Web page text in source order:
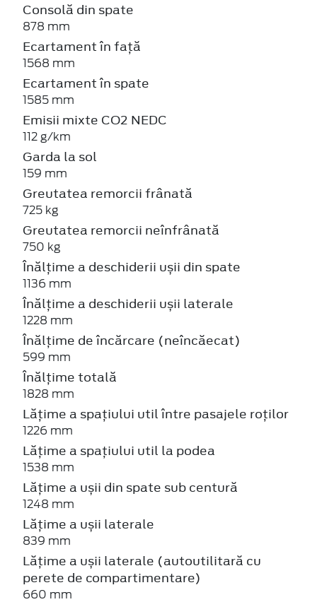
Consolă din spate
878 mm
Ecartament în față
1568 mm
Ecartament în spate
1585 mm
Emisii mixte CO2 NEDC
112 g/km
Garda la sol
159 mm
Greutatea remorcii frânată
725 kg
Greutatea remorcii neînfrânată
750 kg
Înălțime a deschiderii ușii din spate
1136 mm
Înălțime a deschiderii ușii laterale
1228 mm
Înălțime de încărcare (neîncăecat)
599 mm
Înălțime totală
1828 mm
Lățime a spațiului util între pasajele roților
1226 mm
Lățime a spațiului util la podea
1538 mm
Lățime a ușii din spate sub centură
1248 mm
Lățime a ușii laterale
839 mm
Lățime a ușii laterale (autoutilitară cu
perete de compartimentare)
660 mm